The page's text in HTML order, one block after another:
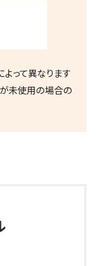
って異なります
未使用の場合の